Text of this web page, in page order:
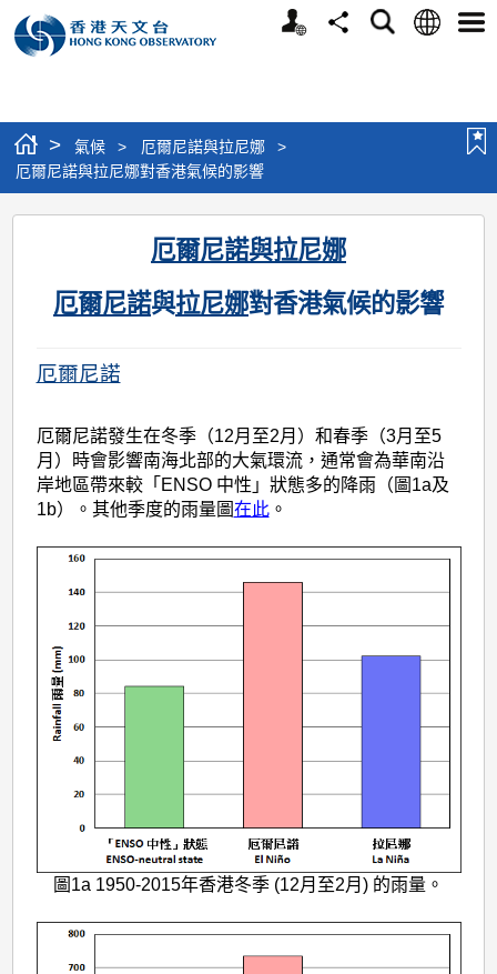
個
分
搜
語
選
> 氣候 > 厄爾尼諾與拉尼娜
>
厄爾尼諾與拉尼娜對香港氣候的影響
厄
與
尼
娜
對
香
厄爾尼諾與拉尼娜
厄爾尼諾與拉尼娜對香港氣候的影響
厄爾尼諾
厄爾尼諾發生在冬季（12月至2月）和春季（3月至5
月）時會影響南海北部的大氣環流，通常會為華南沿
岸地區帶來較「ENSO 中性」狀態多的降雨（圖1a及
1b）。其他季度的雨量圖在此。
圖1a 1950-2015年香港冬季 (12月至2月) 的雨量。